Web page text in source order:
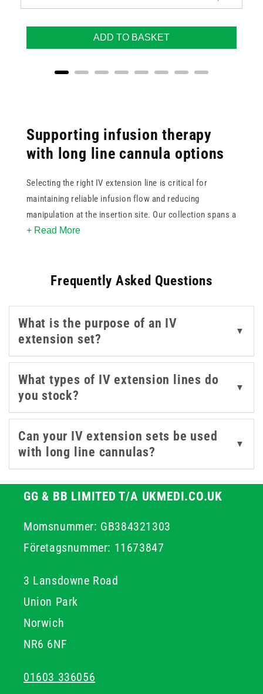
ADD TO BASKET
Supporting infusion therapy
with long line cannula options
Selecting the right IV extension line is critical for
maintaining reliable infusion flow and reducing
manipulation at the insertion site. Our collection spans a
range of lengths from 10cm to 200cm, making it easy to
patients, or managing limited access points.
This range includes high-performance products from
leading brands such as BD, B. Braun, Vygon, and
Universal. These IV extension sets are designed to
reduce the risk of line dislodgement, support secure
connections, and allow for smoother medication
administration in both hospital and community settings.
compatible with syringe drivers, the diversity in this
collection supports customisation and clinical
efficiency.
+ Read More
Frequently Asked Questions
What is the purpose of an IV
extension set?
▼
What types of IV extension lines do
you stock?
▼
Can your IV extension sets be used
with long line cannulas?
▼
GG & BB LIMITED T/A UKMEDI.CO.UK
Momsnummer: GB384321303
Företagsnummer: 11673847
3 Lansdowne Road
Union Park
Norwich
NR6 6NF
01603 336056